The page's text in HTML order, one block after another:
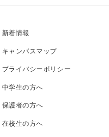
新着情報
キャンパスマップ
プライバシーポリシー
中学生の方へ
保護者の方へ
在校生の方へ